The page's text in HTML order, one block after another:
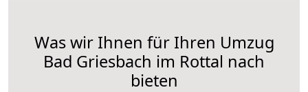
Was wir Ihnen für Ihren Umzug
Bad Griesbach im Rottal nach
bieten